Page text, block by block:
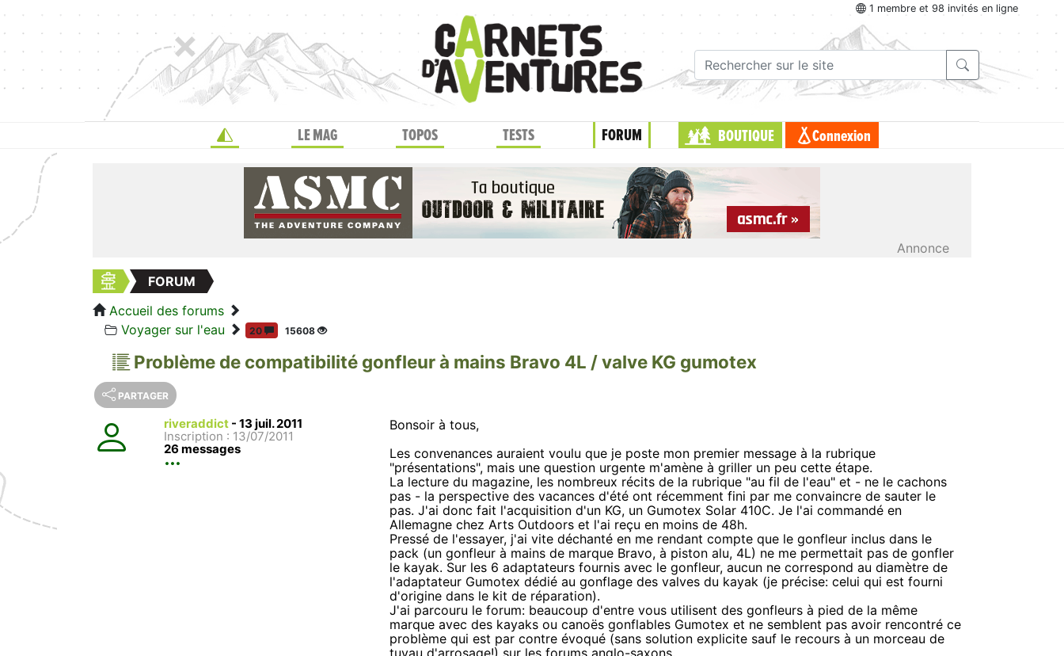
1 membre et 98 invités en ligne
LE MAG TOPOS TESTS FORUM BOUTIQUE Connexion
Annonce
FORUM
Accueil des forums
Voyager sur l'eau
20 15608
Problème de compatibilité gonfleur à mains Bravo 4L / valve KG gumotex
PARTAGER
riveraddict - 13 juil. 2011
Inscription : 13/07/2011
26 messages
Bonsoir à tous,
Les convenances auraient voulu que je poste mon premier message à la rubrique
"présentations", mais une question urgente m'amène à griller un peu cette étape.
La lecture du magazine, les nombreux récits de la rubrique "au fil de l'eau" et - ne le cachons
pas - la perspective des vacances d'été ont récemment fini par me convaincre de sauter le
pas. J'ai donc fait l'acquisition d'un KG, un Gumotex Solar 410C. Je l'ai commandé en
Allemagne chez Arts Outdoors et l'ai reçu en moins de 48h.
Pressé de l'essayer, j'ai vite déchanté en me rendant compte que le gonfleur inclus dans le
pack (un gonfleur à mains de marque Bravo, à piston alu, 4L) ne me permettait pas de gonfler
le kayak. Sur les 6 adaptateurs fournis avec le gonfleur, aucun ne correspond au diamètre de
l'adaptateur Gumotex dédié au gonflage des valves du kayak (je précise: celui qui est fourni
d'origine dans le kit de réparation).
J'ai parcouru le forum: beaucoup d'entre vous utilisent des gonfleurs à pied de la même
marque avec des kayaks ou canoës gonflables Gumotex et ne semblent pas avoir rencontré ce
problème qui est par contre évoqué (sans solution explicite sauf le recours à un morceau de